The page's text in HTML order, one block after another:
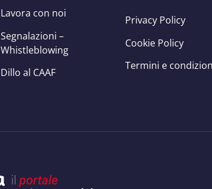
Lavora con noi
Segnalazioni –
Whistleblowing
Dillo al CAAF
Privacy Policy
Cookie Policy
Termini e